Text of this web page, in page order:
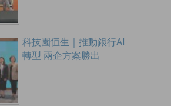
科技園恒生｜推動銀行AI
轉型 兩企方案勝出